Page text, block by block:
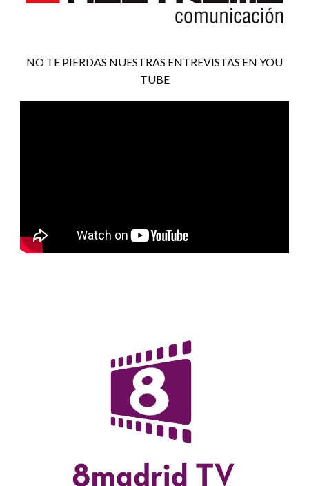
NO TE PIERDAS NUESTRAS ENTREVISTAS EN YOU
TUBE